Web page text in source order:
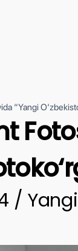
“Yangi
/